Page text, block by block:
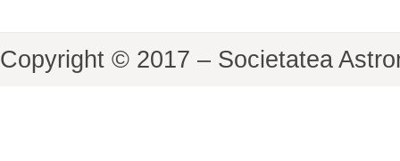
Copyright © 2017 – Societatea